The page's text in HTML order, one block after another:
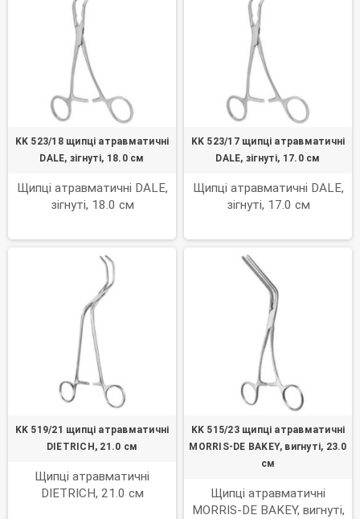
KK 523/18 щипці атравматичні
DALE, зігнуті, 18.0 см
Щипці атравматичні DALE,
зігнуті, 18.0 см
KK 523/17 щипці атравматичні
DALE, зігнуті, 17.0 см
Щипці атравматичні DALE,
зігнуті, 17.0 см
KK 519/21 щипці атравматичні
DIETRICH, 21.0 см
Щипці атравматичні
DIETRICH, 21.0 см
KK 515/23 щипці атравматичні
MORRIS-DE BAKEY, вигнуті, 23.0
см
Щипці атравматичні
MORRIS-DE BAKEY, вигнуті,